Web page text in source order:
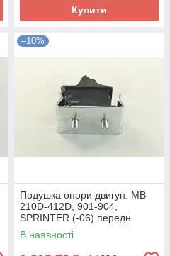
Купити
–10%
Подушка опори двигун. MB
210D-412D, 901-904,
SPRINTER (-06) передн.
(вир-во FEBI) 10677 UA58
В наявності